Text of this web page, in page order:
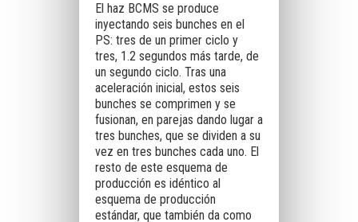
El haz BCMS se produce
inyectando seis bunches en el
PS: tres de un primer ciclo y
tres, 1.2 segundos más tarde, de
un segundo ciclo. Tras una
aceleración inicial, estos seis
bunches se comprimen y se
fusionan, en parejas dando lugar a
tres bunches, que se dividen a su
vez en tres bunches cada uno. El
resto de este esquema de
producción es idéntico al
esquema de producción
estándar, que también da como